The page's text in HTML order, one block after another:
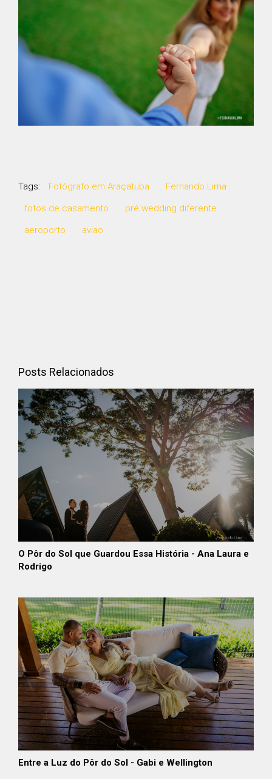
Tags: Fotógrafo em Araçatuba
Fernando Lima
fotos de casamento
pré wedding diferente
aeroporto
aviao
Posts Relacionados
O Pôr do Sol que Guardou Essa História - Ana Laura e
Rodrigo
Entre a Luz do Pôr do Sol - Gabi e Wellington